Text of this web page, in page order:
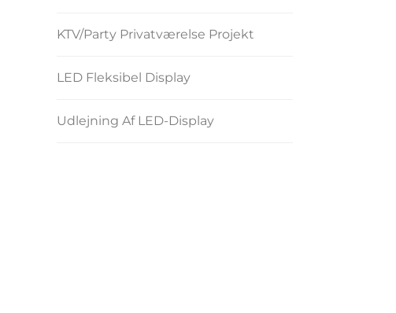
KTV/Party Privatværelse Projekt
LED Fleksibel Display
Udlejning Af LED-Display